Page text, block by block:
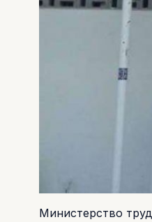
Министерство